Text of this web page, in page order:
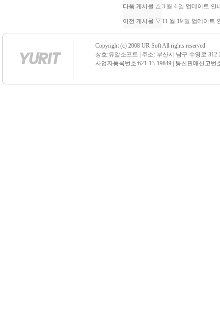
다음 게시물 △ 3 월 4 일 업데이트 안
이전 게시물 ▽ 11 월 19 일 업데이트
Copyright (c) 2008 UR Soft All rights reserved.
상호:유알소프트 | 주소: 부산시 남구 수영로 312
사업자등록번호:621-13-19849 | 통신판매신고번